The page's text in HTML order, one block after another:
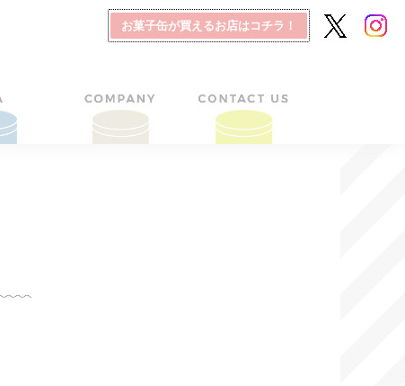
お菓子缶が買えるお店はコチラ！